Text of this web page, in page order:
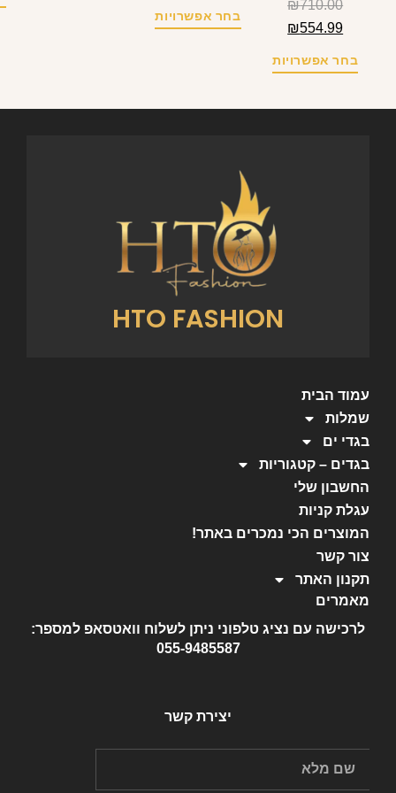
₪710.00
₪554.99
בחר אפשרויות
בחר אפשרויות
HTO FASHION
עמוד הבית
שמלות
בגדי ים
בגדים – קטגוריות
החשבון שלי
עגלת קניות
המוצרים הכי נמכרים באתר!
צור קשר
תקנון האתר
מאמרים
לרכישה עם נציג טלפוני ניתן לשלוח וואטסאפ למספר:
055-9485587
יצירת קשר